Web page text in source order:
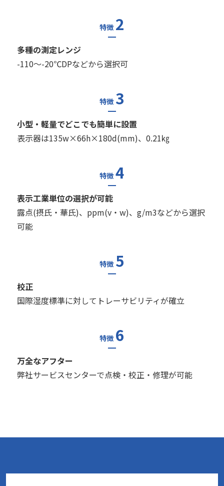
特徴 2
多種の測定レンジ
-110～-20℃DPなどから選択可
特徴 3
小型・軽量でどこでも簡単に設置
表示器は135w×66h×180d(mm)、0.21㎏
特徴 4
表示工業単位の選択が可能
露点(摂氏・華氏)、ppm(v・w)、g/m3などから選択
可能
特徴 5
校正
国際湿度標準に対してトレーサビリティが確立
特徴 6
万全なアフター
弊社サービスセンターで点検・校正・修理が可能